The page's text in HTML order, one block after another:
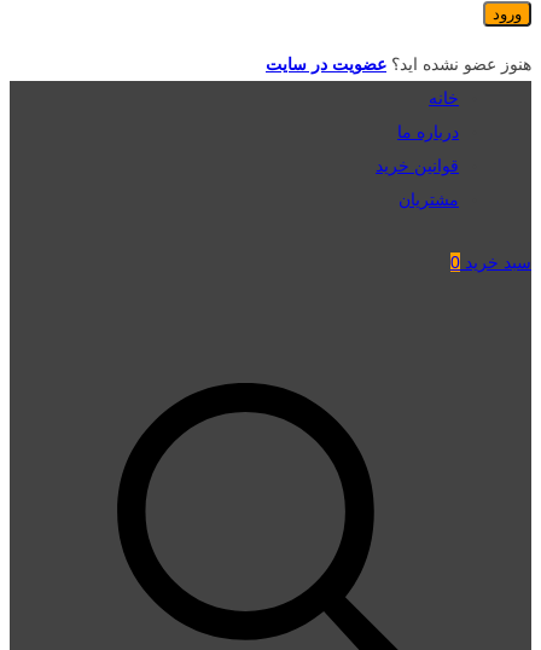
هنوز عضو نشده اید؟ عضویت در سایت
خانه
درباره ما
قوانین خرید
مشتریان
سبد خرید 0